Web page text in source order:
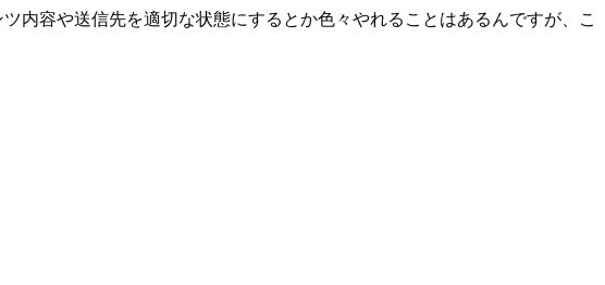
内容や送信先を適切な状態にするとか色々やれることはあるんですが、こ